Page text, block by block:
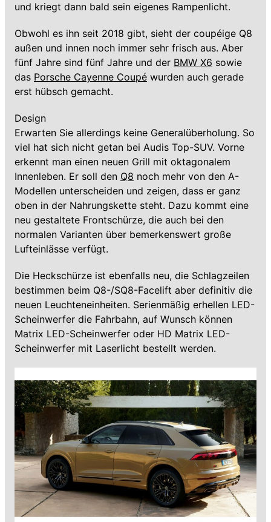
und kriegt dann bald sein eigenes Rampenlicht.
Obwohl es ihn seit 2018 gibt, sieht der coupéige Q8
außen und innen noch immer sehr frisch aus. Aber
fünf Jahre sind fünf Jahre und der BMW X6 sowie
das Porsche Cayenne Coupé wurden auch gerade
erst hübsch gemacht.
Design
Erwarten Sie allerdings keine Generalüberholung. So
viel hat sich nicht getan bei Audis Top-SUV. Vorne
erkennt man einen neuen Grill mit oktagonalem
Innenleben. Er soll den Q8 noch mehr von den A-
Modellen unterscheiden und zeigen, dass er ganz
oben in der Nahrungskette steht. Dazu kommt eine
neu gestaltete Frontschürze, die auch bei den
normalen Varianten über bemerkenswert große
Lufteinlässe verfügt.
Die Heckschürze ist ebenfalls neu, die Schlagzeilen
bestimmen beim Q8-/SQ8-Facelift aber definitiv die
neuen Leuchteneinheiten. Serienmäßig erhellen LED-
Scheinwerfer die Fahrbahn, auf Wunsch können
Matrix LED-Scheinwerfer oder HD Matrix LED-
Scheinwerfer mit Laserlicht bestellt werden.